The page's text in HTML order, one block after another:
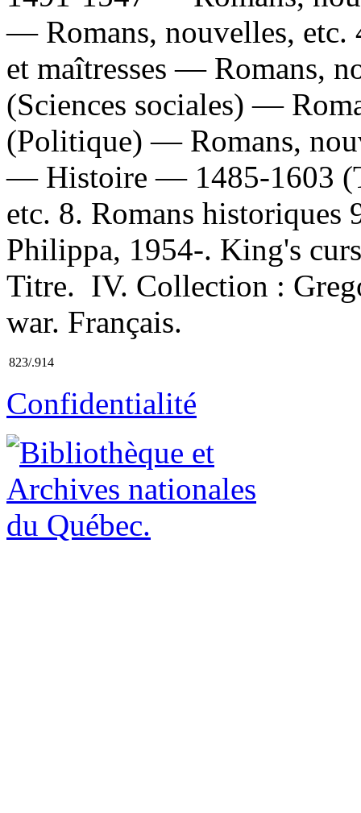
— Romans, nouvelles, etc.
et maîtresses — Romans,
(Sciences sociales) —
(Politique) — Romans,
— Histoire — 1485-1603
etc. 8. Romans
Philippa, 1954-. King's
Titre. IV. Collection :
war. Français.
823/.914
Confidentialité